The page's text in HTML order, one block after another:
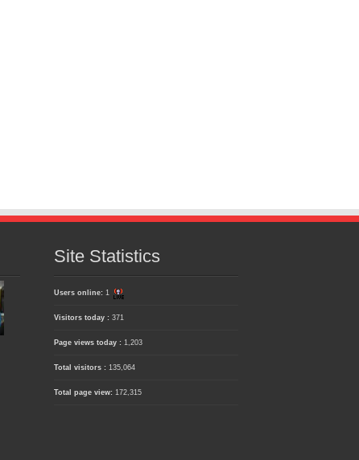
Site Statistics
Users online: 1
Visitors today : 371
Page views today : 1,203
Total visitors : 135,064
Total page view: 172,315